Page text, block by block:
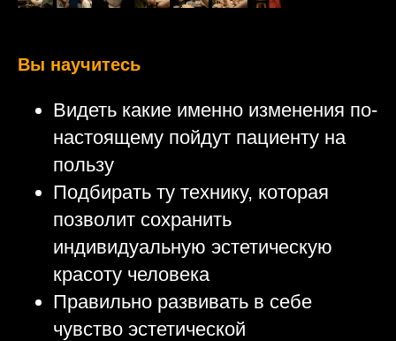
Вы научитесь
Видеть какие именно изменения по-
настоящему пойдут пациенту на
пользу
Подбирать ту технику, которая
позволит сохранить
индивидуальную эстетическую
красоту человека
Правильно развивать в себе
чувство эстетической